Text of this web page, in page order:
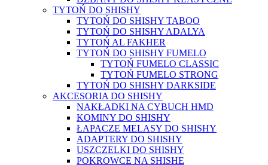
TYTOŃ DO SHISHY
TYTOŃ DO SHISHY TABOO
TYTOŃ DO SHISHY ADALYA
TYTOŃ AL FAKHER
TYTOŃ DO SHISHY FUMELO
TYTOŃ FUMELO CLASSIC
TYTOŃ FUMELO STRONG
TYTOŃ DO SHISHY DARKSIDE
AKCESORIA DO SHISHY
NAKŁADKI NA CYBUCH HMD
KOMINY DO SHISHY
ŁAPACZE MELASY DO SHISHY
ADAPTERY DO SHISHY
USZCZELKI DO SHISHY
POKROWCE NA SHISHE